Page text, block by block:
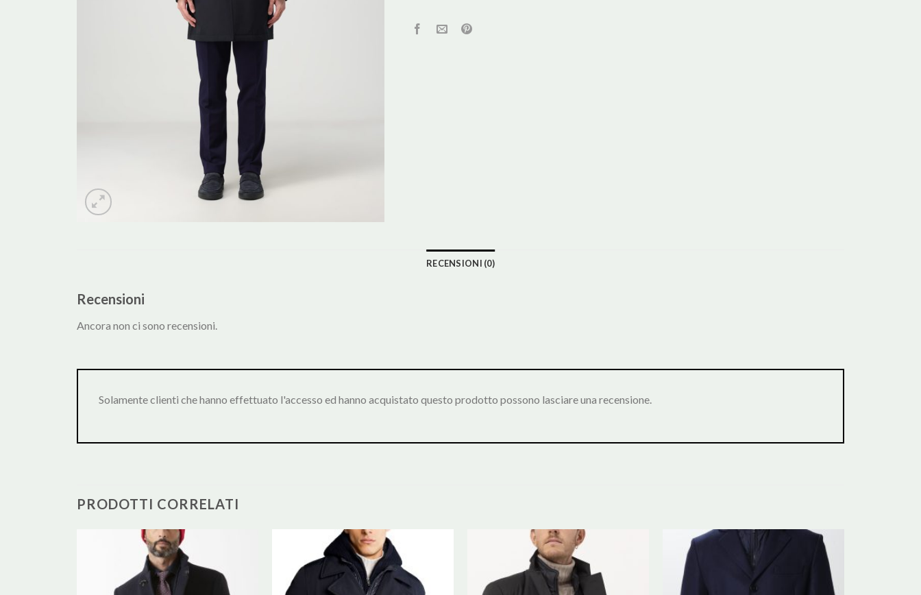
RECENSIONI (0)
Recensioni
Ancora non ci sono recensioni.
Solamente clienti che hanno effettuato l'accesso ed hanno acquistato questo prodotto possono lasciare una recensione.
PRODOTTI CORRELATI